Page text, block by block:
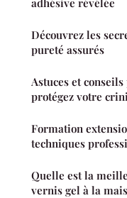
Découvrez les
pureté assurés
Astuces et
protégez votre
Formation
techniques
Quelle est la
vernis gel à la